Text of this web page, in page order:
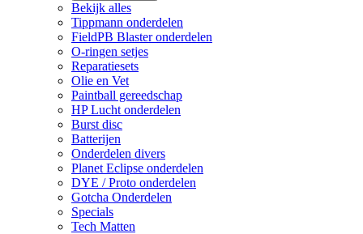
Bekijk alles
Tippmann onderdelen
FieldPB Blaster onderdelen
O-ringen setjes
Reparatiesets
Olie en Vet
Paintball gereedschap
HP Lucht onderdelen
Burst disc
Batterijen
Onderdelen divers
Planet Eclipse onderdelen
DYE / Proto onderdelen
Gotcha Onderdelen
Specials
Tech Matten